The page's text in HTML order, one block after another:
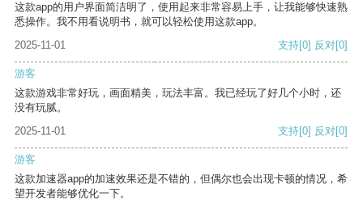
这款app的用户界面简洁明了，使用起来非常容易上手，让我能够快速熟
悉操作。我不用看说明书，就可以轻松使用这款app。
2025-11-01
支持[0] 反对[0]
游客
这款游戏非常好玩，画面精美，玩法丰富。我已经玩了好几个小时，还
没有玩腻。
2025-11-01
支持[0] 反对[0]
游客
这款加速器app的加速效果还是不错的，但偶尔也会出现卡顿的情况，希
望开发者能够优化一下。